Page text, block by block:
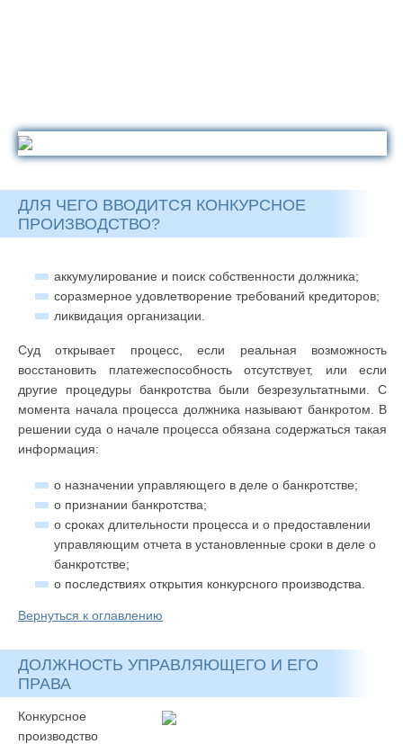
ДЛЯ ЧЕГО ВВОДИТСЯ КОНКУРСНОЕ
ПРОИЗВОДСТВО?
аккумулирование и поиск собственности должника;
соразмерное удовлетворение требований кредиторов;
ликвидация организации.
Суд открывает процесс, если реальная возможность
восстановить платежеспособность отсутствует, или если
другие процедуры банкротства были безрезультатными. С
момента начала процесса должника называют банкротом. В
решении суда о начале процесса обязана содержаться такая
информация:
о назначении управляющего в деле о банкротстве;
о признании банкротства;
о сроках длительности процесса и о предоставлении
управляющим отчета в установленные сроки в деле о
банкротстве;
о последствиях открытия конкурсного производства.
Вернуться к оглавлению
ДОЛЖНОСТЬ УПРАВЛЯЮЩЕГО И ЕГО
ПРАВА
Конкурсное
производство